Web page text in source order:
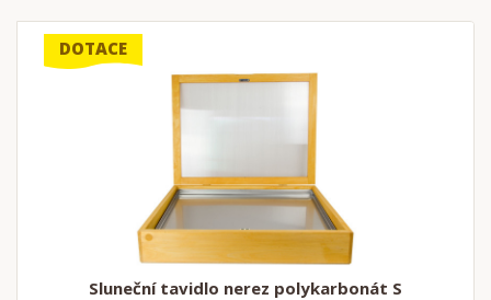
DOTACE
Sluneční tavidlo nerez polykarbonát S